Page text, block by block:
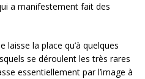
a manifestement fait des
la place qu’à quelques
se déroulent les très rares
essentiellement par l’image à